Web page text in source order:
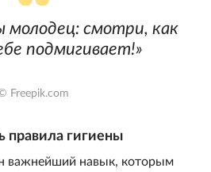
молодец: смотри, как
подмигивает!»
Freepik.com
правила гигиены
важнейший навык, которым